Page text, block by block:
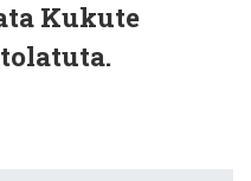
Kukute